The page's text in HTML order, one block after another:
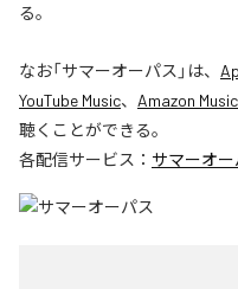
る。
なお「サマーオーパス 」は、
YouTube Music、 Amazon
聴くことができる。
各配信サービス： サマーオー